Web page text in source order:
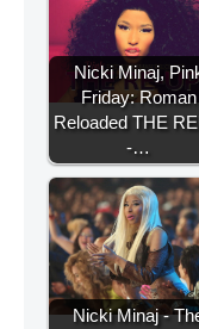
Nicki Minaj,
Friday: Roman
Reloaded THE
-…
Nicki Minaj -